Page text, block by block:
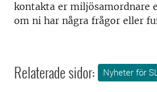
kontakta er miljösamordnare
om ni har några frågor eller
Relaterade sidor: Nyheter för